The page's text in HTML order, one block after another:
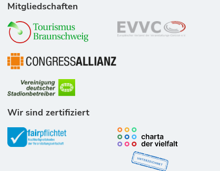
Mitgliedschaften
Wir sind zertifiziert